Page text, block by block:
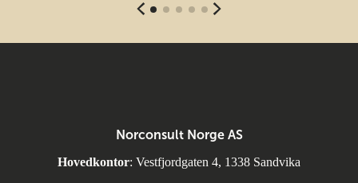
Norconsult Norge AS
Hovedkontor: Vestfjordgaten 4, 1338 Sandvika